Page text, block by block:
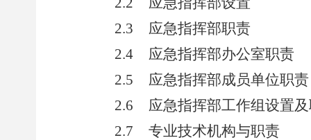
2.3
应急指挥部职责
2.4
应急指挥部办公室职责
2.5
应急指挥部成员单位职责
2.6
应急指挥部工作组设置
2.7
专业技术机构与职责